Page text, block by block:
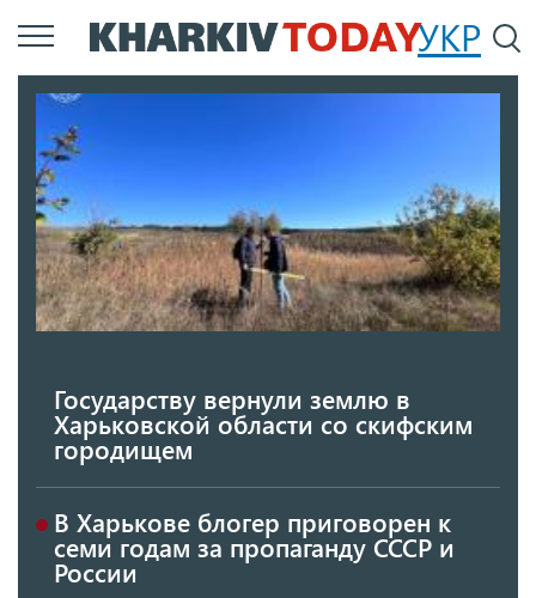
Перейти
к
УКР
Государству вернули землю в
Харьковской области со скифским
городищем
В Харькове блогер приговорен к
семи годам за пропаганду СССР и
России